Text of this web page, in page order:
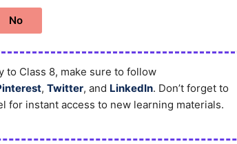
No
to Class 8, make sure to follow
, Twitter, and LinkedIn. Don’t forget to
for instant access to new learning materials.